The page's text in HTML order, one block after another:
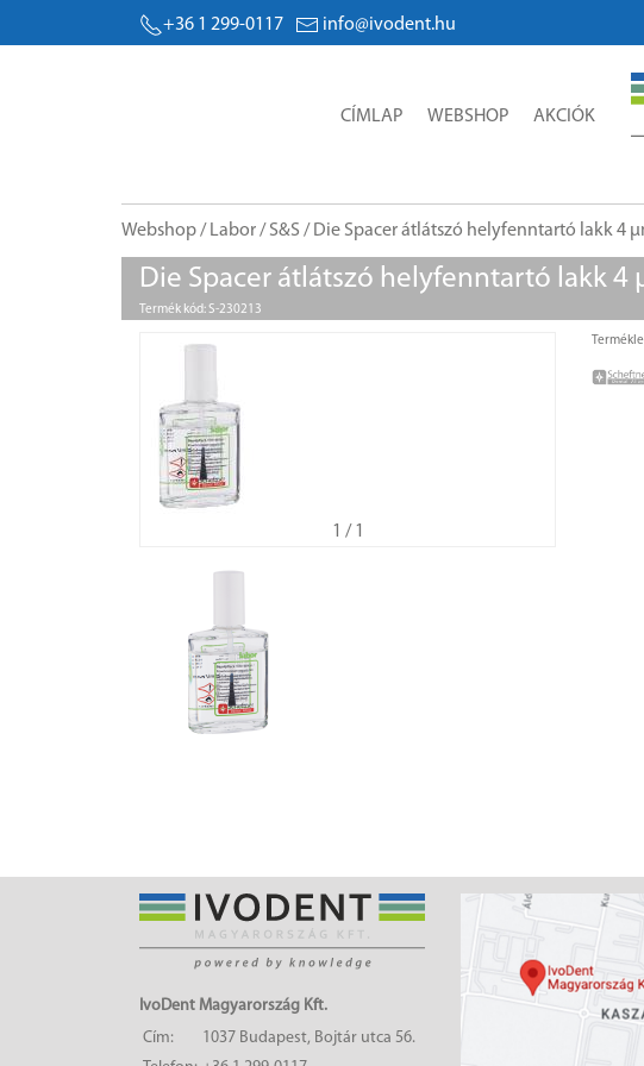
+36 1 299-0117 info@ivodent.hu
CÍMLAP WEBSHOP AKCIÓK
Webshop/ Labor/ S&S / Die Spacer átlátszó helyfenntartó lakk 4
Die Spacer átlátszó helyfenntartó lakk 4
Termék kód: S-230213
1 / 1
IvoDent Magyarország Kft.
Cím:
1037 Budapest, Bojtár utca 56.